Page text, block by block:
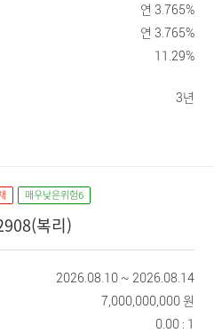
연 3.765%
연 3.765%
11.29%
3년
매우낮은위험6
복리)
2026.08.10 ~ 2026.08.14
7,000,000,000 원
0.00 : 1